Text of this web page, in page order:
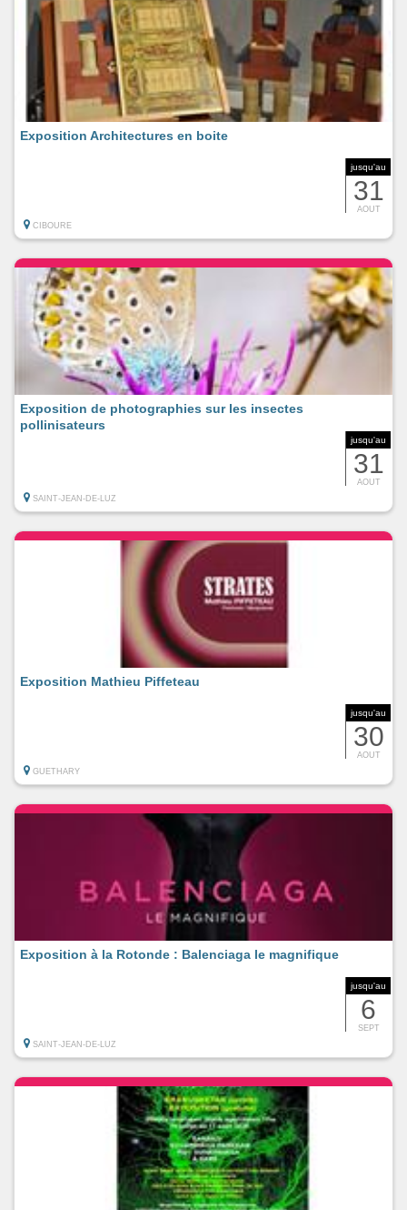
jusqu'au
31
AOUT
Exposition Architectures en boite
CIBOURE
jusqu'au
31
AOUT
Exposition de photographies sur les insectes
pollinisateurs
SAINT-JEAN-DE-LUZ
jusqu'au
30
AOUT
Exposition Mathieu Piffeteau
GUETHARY
jusqu'au
6
SEPT
Exposition à la Rotonde : Balenciaga le magnifique
SAINT-JEAN-DE-LUZ